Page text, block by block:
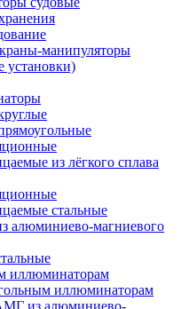
манипуляторы
установки)
из лёгкого сплава
стальные
алюминиево-магниевого
иллюминаторам
иллюминаторам
из алюминиево-